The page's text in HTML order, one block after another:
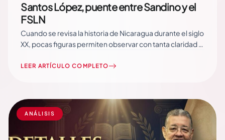
Santos López, puente entre Sandino y el
FSLN
Cuando se revisa la historia de Nicaragua durante el siglo
XX, pocas figuras permiten observar con tanta claridad la
soberanía nacional como el Coronel Santos López. Su
LEER ARTÍCULO COMPLETO
ANÁLISIS